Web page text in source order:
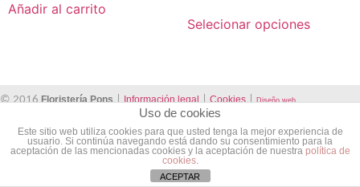
Añadir al carrito
Selecionar opciones
© 2016 Floristería Pons | Información legal | Cookies | Diseño web
Uso de cookies
Este sitio web utiliza cookies para que usted tenga la mejor experiencia de
usuario. Si continúa navegando está dando su consentimiento para la
aceptación de las mencionadas cookies y la aceptación de nuestra política de
cookies.
ACEPTAR